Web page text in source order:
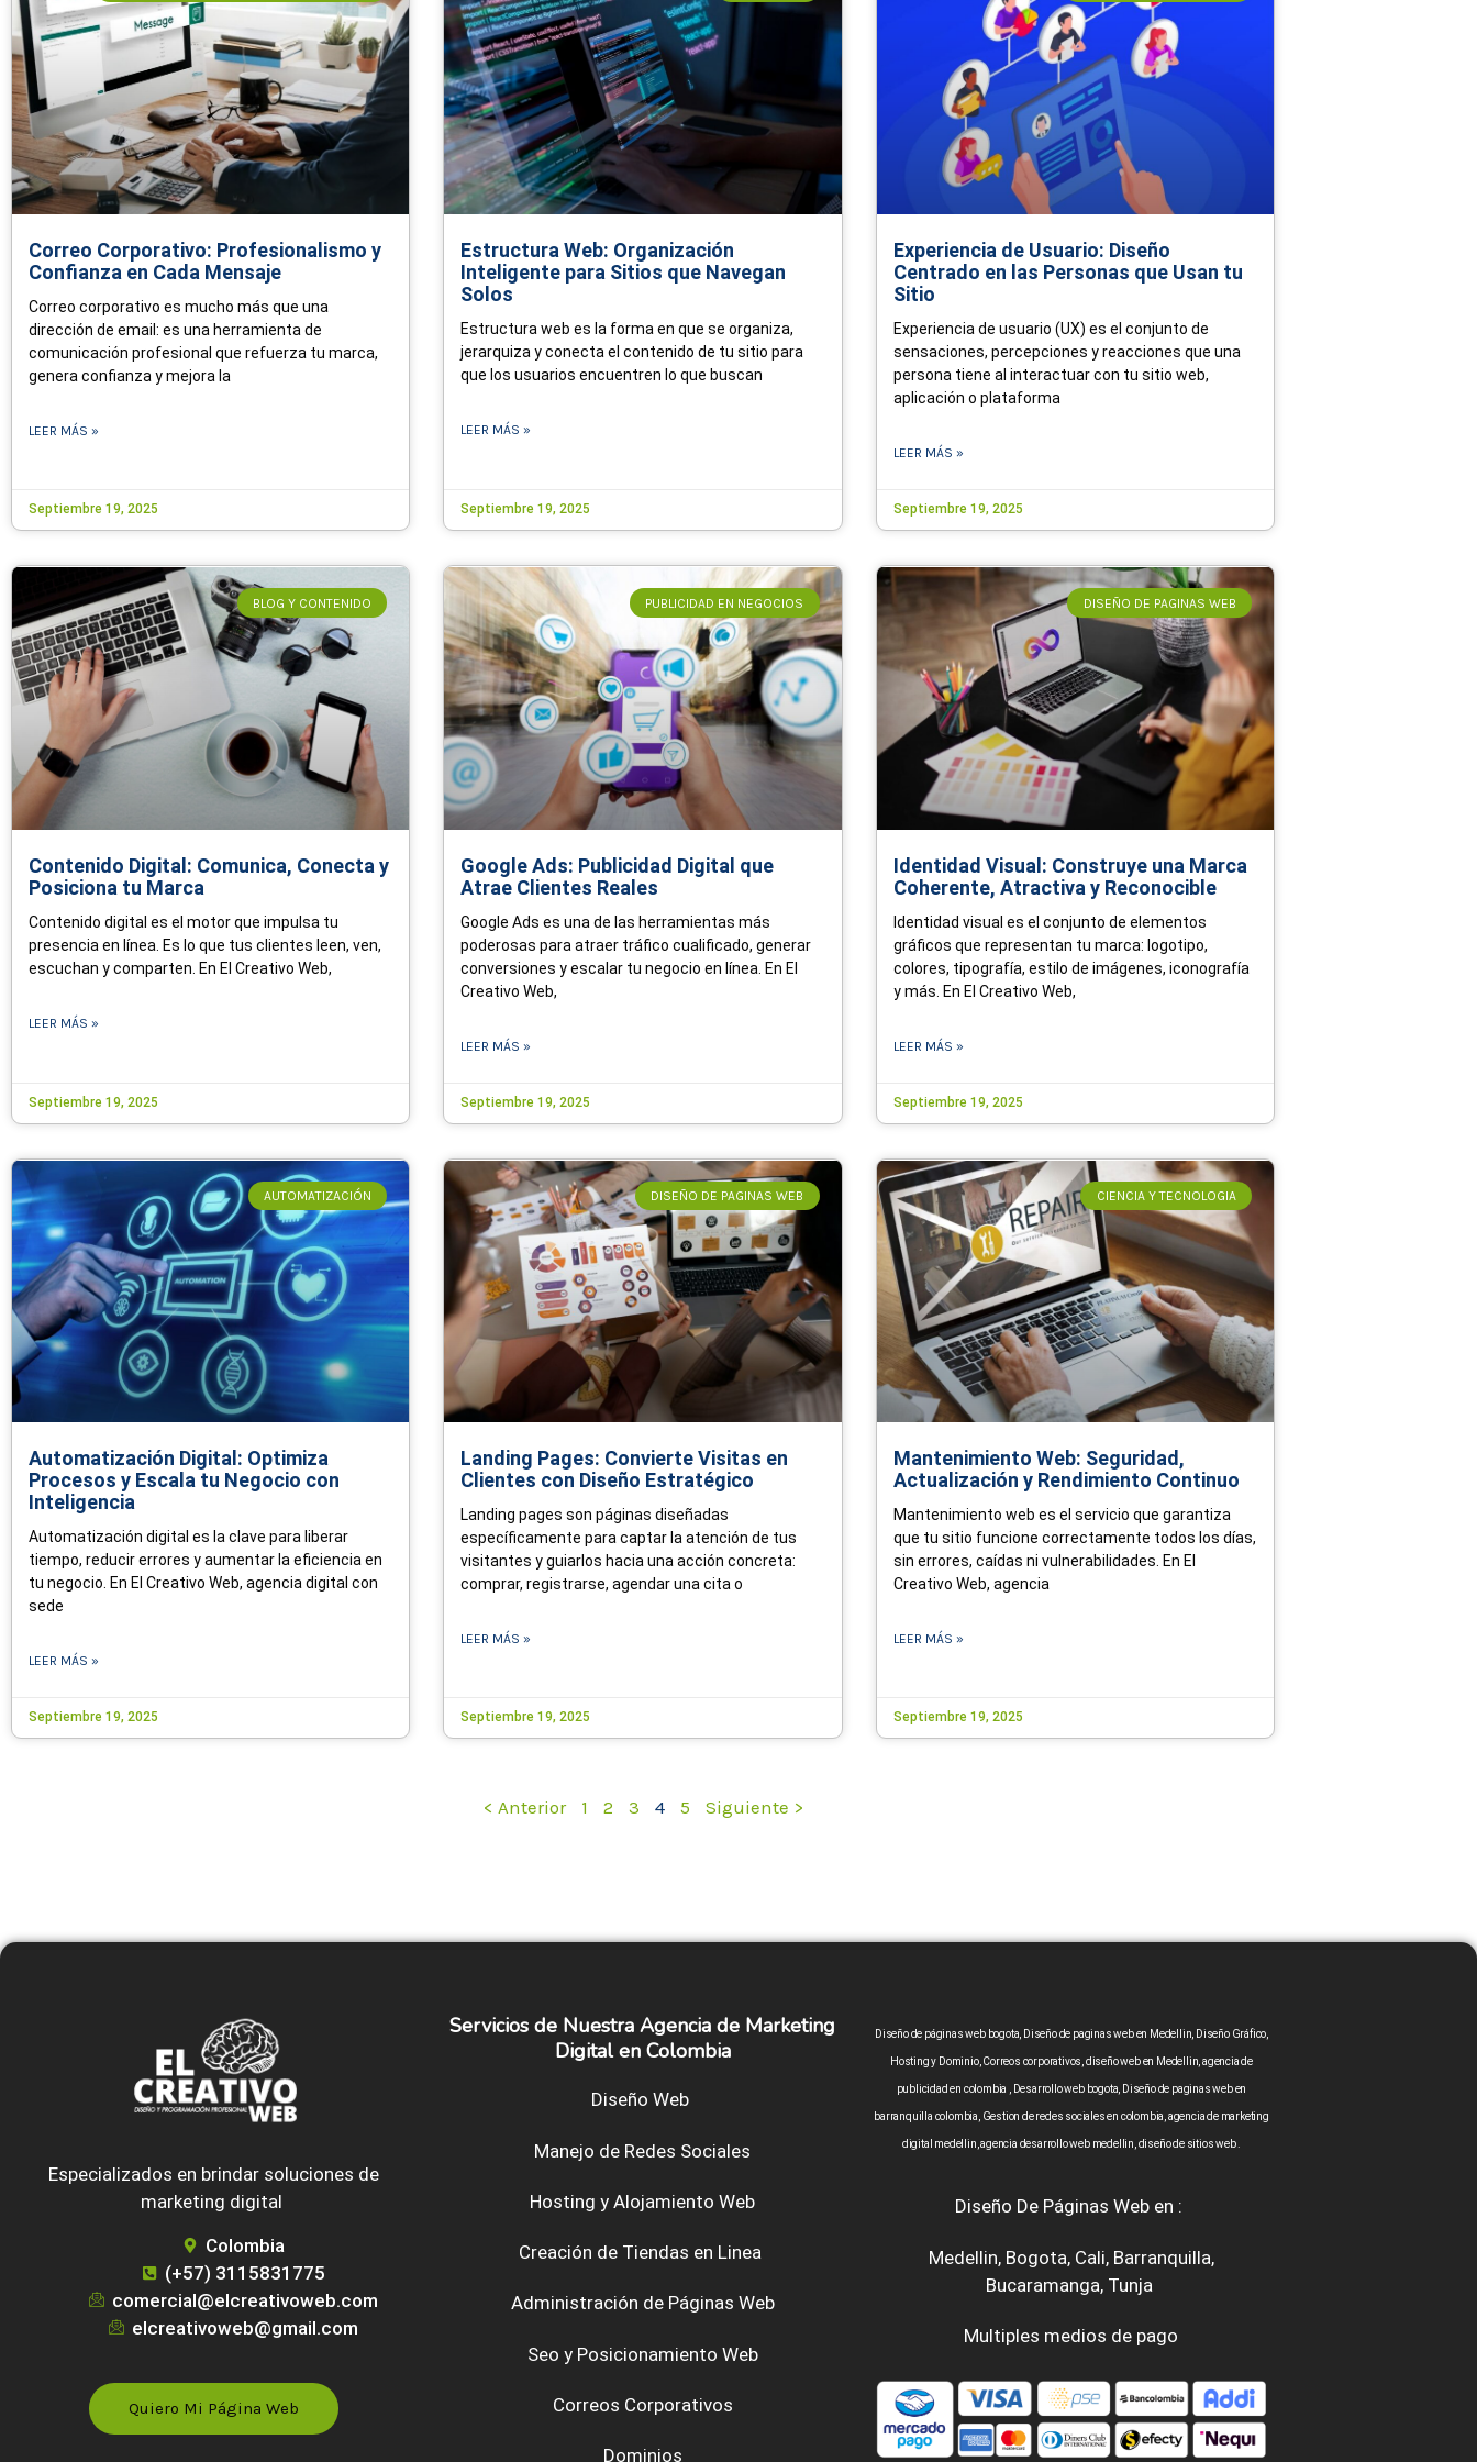
Correo Corporativo: Profesionalismo y
Confianza en Cada Mensaje
Correo corporativo es mucho más que una
dirección de email: es una herramienta de
comunicación profesional que refuerza tu marca,
genera confianza y mejora la
LEER MÁS »
Septiembre 19, 2025
Estructura Web: Organización
Inteligente para Sitios que Navegan
Solos
Estructura web es la forma en que se organiza,
jerarquiza y conecta el contenido de tu sitio para
que los usuarios encuentren lo que buscan
LEER MÁS »
Septiembre 19, 2025
Experiencia de Usuario: Diseño
Centrado en las Personas que Usan tu
Sitio
Experiencia de usuario (UX) es el conjunto de
sensaciones, percepciones y reacciones que una
persona tiene al interactuar con tu sitio web,
aplicación o plataforma
LEER MÁS »
Septiembre 19, 2025
BLOG Y CONTENIDO
Contenido Digital: Comunica, Conecta y
Posiciona tu Marca
Contenido digital es el motor que impulsa tu
presencia en línea. Es lo que tus clientes leen, ven,
escuchan y comparten. En El Creativo Web,
LEER MÁS »
Septiembre 19, 2025
PUBLICIDAD EN NEGOCIOS
Google Ads: Publicidad Digital que
Atrae Clientes Reales
Google Ads es una de las herramientas más
poderosas para atraer tráfico cualificado, generar
conversiones y escalar tu negocio en línea. En El
Creativo Web,
LEER MÁS »
Septiembre 19, 2025
DISEÑO DE PAGINAS WEB
Identidad Visual: Construye una Marca
Coherente, Atractiva y Reconocible
Identidad visual es el conjunto de elementos
gráficos que representan tu marca: logotipo,
colores, tipografía, estilo de imágenes, iconografía
y más. En El Creativo Web,
LEER MÁS »
Septiembre 19, 2025
AUTOMATIZACIÓN
Automatización Digital: Optimiza
Procesos y Escala tu Negocio con
Inteligencia
Automatización digital es la clave para liberar
tiempo, reducir errores y aumentar la eficiencia en
tu negocio. En El Creativo Web, agencia digital con
sede
LEER MÁS »
Septiembre 19, 2025
DISEÑO DE PAGINAS WEB
Landing Pages: Convierte Visitas en
Clientes con Diseño Estratégico
Landing pages son páginas diseñadas
específicamente para captar la atención de tus
visitantes y guiarlos hacia una acción concreta:
comprar, registrarse, agendar una cita o
LEER MÁS »
Septiembre 19, 2025
CIENCIA Y TECNOLOGIA
Mantenimiento Web: Seguridad,
Actualización y Rendimiento Continuo
Mantenimiento web es el servicio que garantiza
que tu sitio funcione correctamente todos los días,
sin errores, caídas ni vulnerabilidades. En El
Creativo Web, agencia
LEER MÁS »
Septiembre 19, 2025
< Anterior
g
e
1
g
e
2
g
e
3
g
e
4
g
e
5 Siguiente >
Especializados en brindar soluciones de
marketing digital
Colombia
(+57) 3115831775
comercial@elcreativoweb.com
elcreativoweb@gmail.com
Quiero Mi Página Web
Servicios de Nuestra Agencia de Marketing
Digital en Colombia
Diseño Web
Manejo de Redes Sociales
Hosting y Alojamiento Web
Creación de Tiendas en Linea
Administración de Páginas Web
Seo y Posicionamiento Web
Correos Corporativos
Dominios
Diseño de páginas web bogota, Diseño de paginas web en Medellin, Diseño Gráfico,
Hosting y Dominio, Correos corporativos, diseño web en Medellin, agencia de
publicidad en colombia , Desarrollo web bogota, Diseño de paginas web en
barranquilla colombia, Gestion de redes sociales en colombia, agencia de marketing
digital medellin,agencia desarrollo web medellin, diseño de sitios web .
Diseño De Páginas Web en :
Medellin, Bogota, Cali, Barranquilla,
Bucaramanga, Tunja
Multiples medios de pago